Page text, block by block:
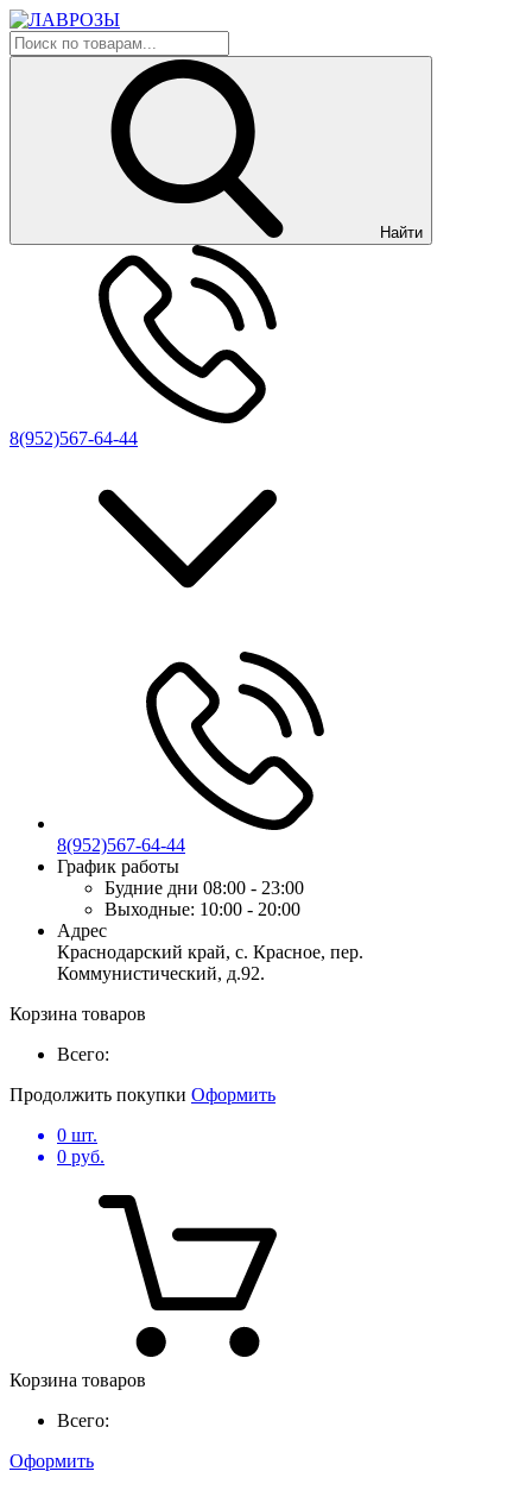
Найти
8(952)567-64-44
8(952)567-64-44
График работы
Будние дни 08:00 - 23:00
Выходные: 10:00 - 20:00
Адрес
Краснодарский край, с. Красное, пер.
Коммунистический, д.92.
Корзина товаров
Всего:
Продолжить покупки Оформить
0 шт.
0 руб.
Корзина товаров
Всего:
Оформить